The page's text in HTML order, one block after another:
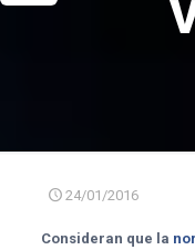
24/01/2016
Consideran que la